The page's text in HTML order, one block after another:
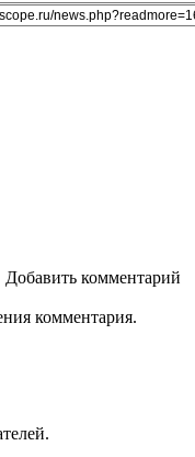
Добавить комментарий
комментария.